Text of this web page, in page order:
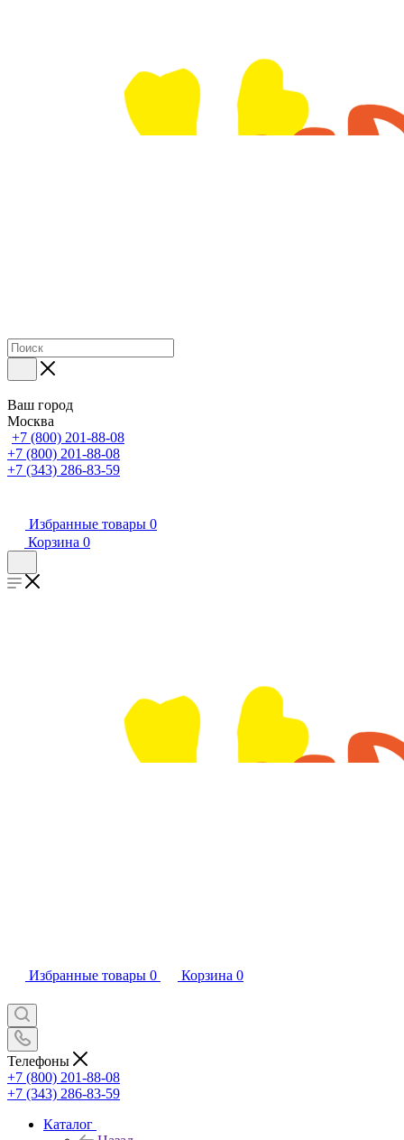
Ваш город
Москва
+7 (800) 201-88-08
+7 (800) 201-88-08
+7 (343) 286-83-59
Избранные товары 0
Корзина 0
Избранные товары 0 Корзина 0
Телефоны
+7 (800) 201-88-08
+7 (343) 286-83-59
Каталог